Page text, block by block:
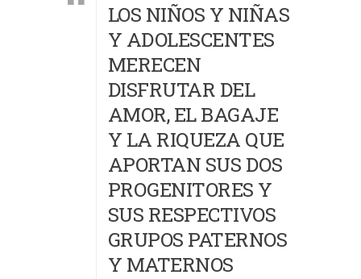
LOS NIÑOS Y NIÑAS
Y ADOLESCENTES
MERECEN
DISFRUTAR DEL
AMOR, EL BAGAJE
Y LA RIQUEZA QUE
APORTAN SUS DOS
PROGENITORES Y
SUS RESPECTIVOS
GRUPOS PATERNOS
Y MATERNOS